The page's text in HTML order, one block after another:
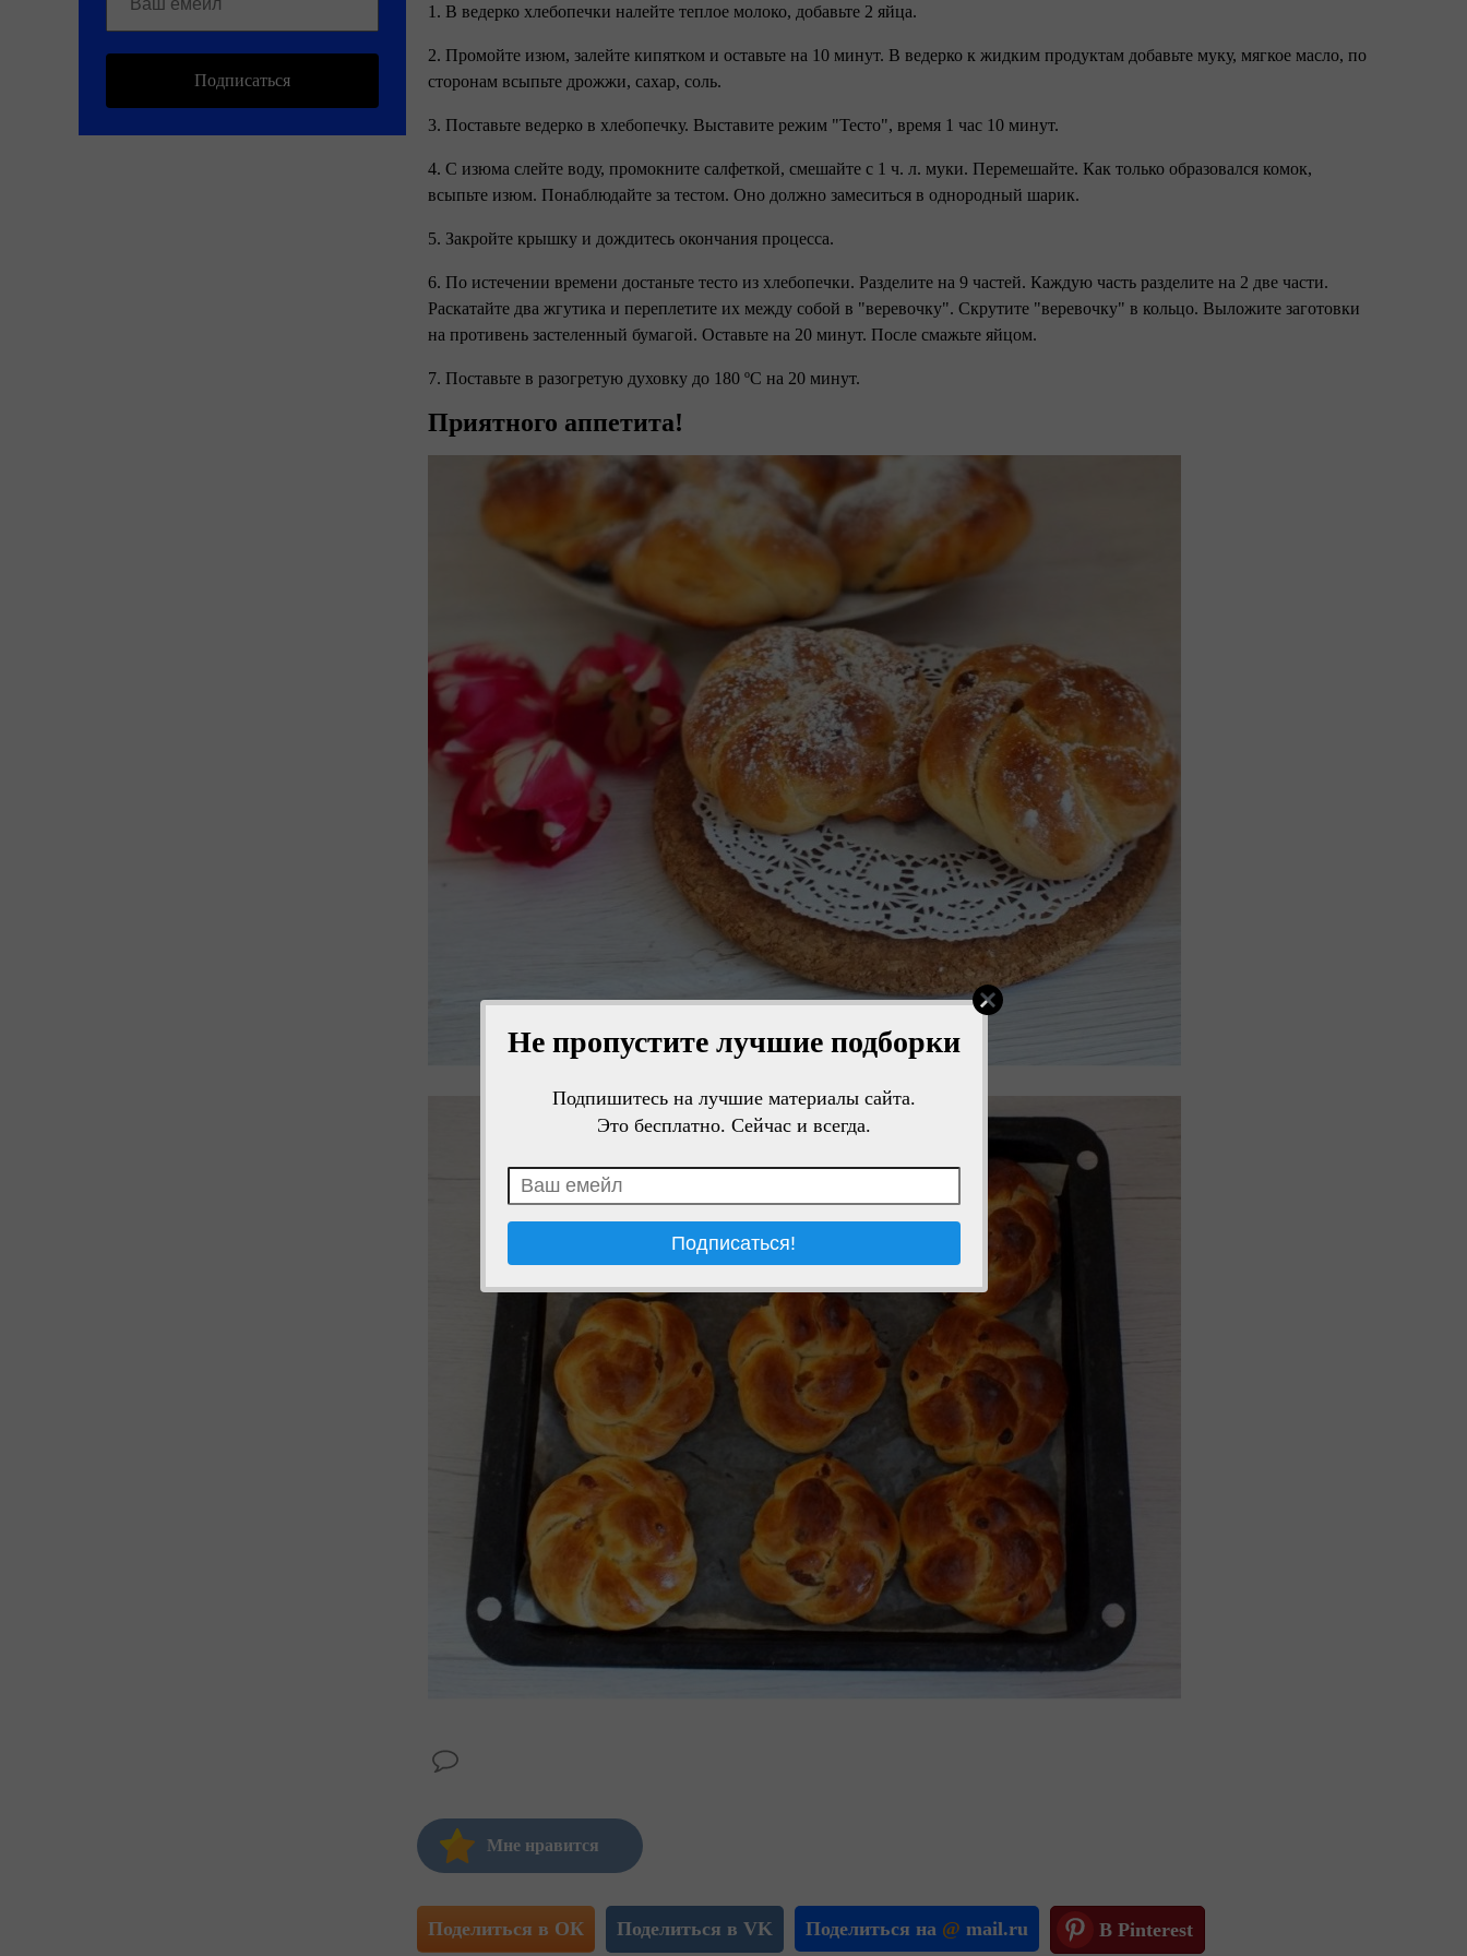
Не пропустите лучшие подборки
Подпишитесь на лучшие материалы сайта.
Это бесплатно. Сейчас и всегда.
Подписаться
1. В ведерко хлебопечки налейте теплое молоко, добавьте 2 яйца.
2. Промойте изюм, залейте кипятком и оставьте на 10 минут. В ведерко к жидким продуктам добавьте муку, мягкое масло, по
сторонам всыпьте дрожжи, сахар, соль.
3. Поставьте ведерко в хлебопечку. Выставите режим "Тесто", время 1 час 10 минут.
4. С изюма слейте воду, промокните салфеткой, смешайте с 1 ч. л. муки. Перемешайте. Как только образовался комок,
всыпьте изюм. Понаблюдайте за тестом. Оно должно замеситься в однородный шарик.
5. Закройте крышку и дождитесь окончания процесса.
6. По истечении времени достаньте тесто из хлебопечки. Разделите на 9 частей. Каждую часть разделите на 2 две части.
Раскатайте два жгутика и переплетите их между собой в "веревочку". Скрутите "веревочку" в кольцо. Выложите заготовки
на противень застеленный бумагой. Оставьте на 20 минут. После смажьте яйцом.
7. Поставьте в разогретую духовку до 180 ºC на 20 минут.
Приятного аппетита!
Мне нравится
Поделиться в ОК Поделиться в VK Поделиться на @ mail.ru В Pinterest